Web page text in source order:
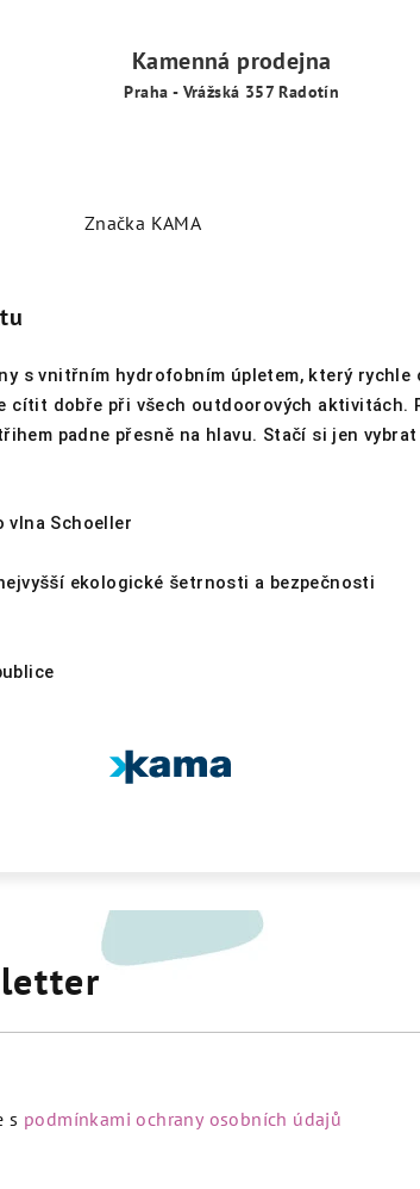
Kamenná prodejna
Praha - Vrážská 357 Radotín
Značka KAMA
s vnitřním hydrofobním úpletem, který rychle
cítit dobře při všech outdoorových aktivitách.
padne přesně na hlavu. Stačí si jen
vlna Schoeller
ekologické šetrnosti a bezpečnosti
s podmínkami ochrany osobních údajů